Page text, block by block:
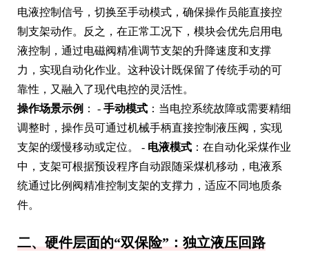
电液控制信号，切换至手动模式，确保操作员能直接控
制支架动作。反之，在正常工况下，模块会优先启用电
液控制，通过电磁阀精准调节支架的升降速度和支撑
力，实现自动化作业。这种设计既保留了传统手动的可
靠性，又融入了现代电控的灵活性。
操作场景示例 ： - 手动模式 ：当电控系统故障或需要精细
调整时，操作员可通过机械手柄直接控制液压阀，实现
支架的缓慢移动或定位。 - 电液模式 ：在自动化采煤作业
中，支架可根据预设程序自动跟随采煤机移动，电液系
统通过比例阀精准控制支架的支撑力，适应不同地质条
件。
二、硬件层面的“双保险”：独立液压回路